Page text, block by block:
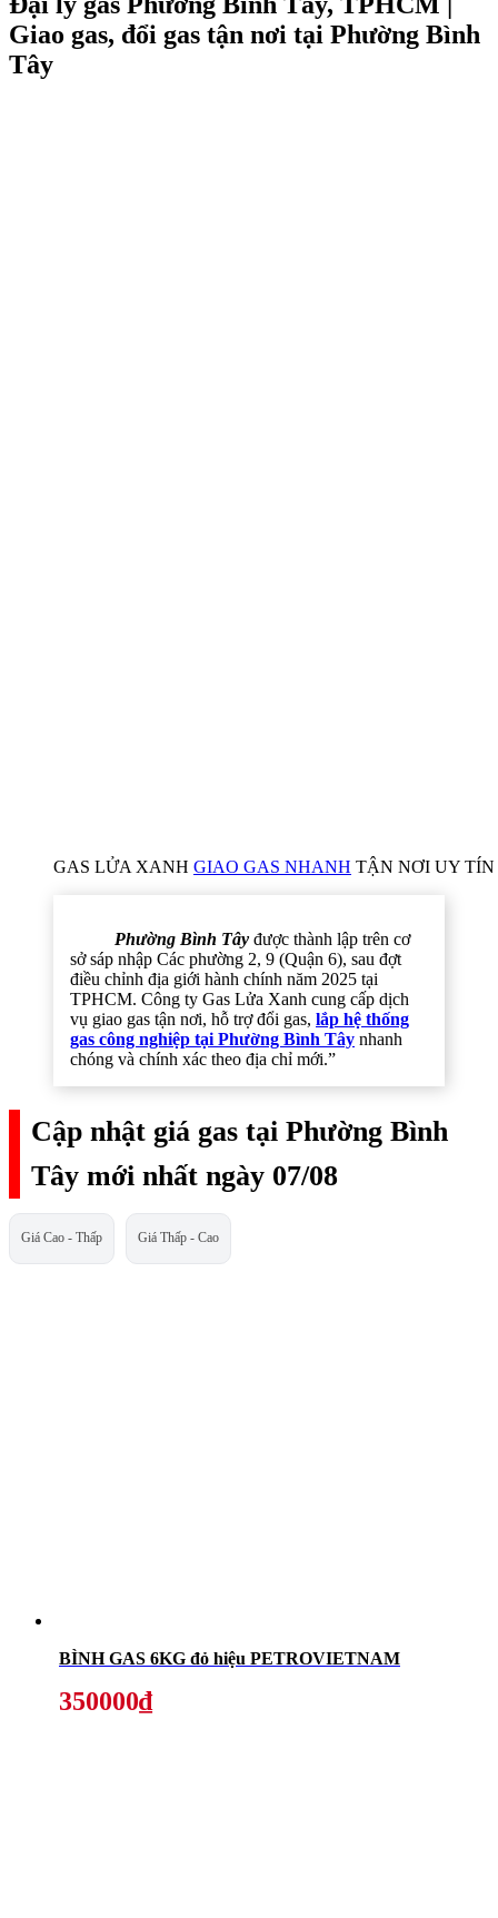
Giao gas, đổi gas tận nơi tại Phường Bình
Tây
GAS LỬA XANH GIAO GAS NHANH TẬN NƠI UY
Phường Bình Tây được thành lập trên cơ
sở sáp nhập Các phường 2, 9 (Quận 6), sau đợt
điều chỉnh địa giới hành chính năm 2025 tại
TPHCM. Công ty Gas Lửa Xanh cung cấp dịch
vụ giao gas tận nơi, hỗ trợ đổi gas, lắp hệ thống
gas công nghiệp tại Phường Bình Tây nhanh
chóng và chính xác theo địa chỉ mới.”
Cập nhật giá gas tại Phường Bình
Tây mới nhất ngày 07/08
Giá Cao - Thấp Giá Thấp - Cao
BÌNH GAS 6KG đỏ hiệu PETROVIETNAM
350000₫